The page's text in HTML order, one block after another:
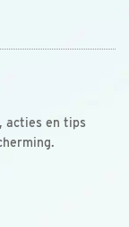
acties en tips